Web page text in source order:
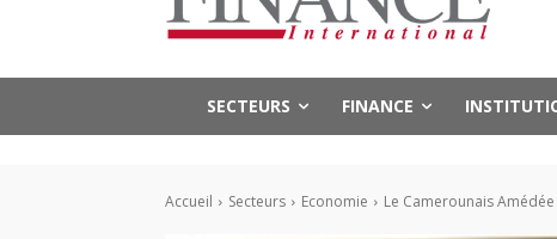
SECTEURS FINANCE
Accueil Secteurs Economie Le Camerounais